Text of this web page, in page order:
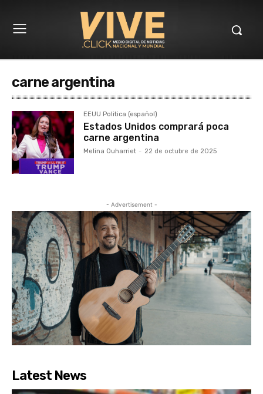
carne argentina
EEUU Politica (español)
Estados Unidos comprará poca
carne argentina
Melina Ouharriet - 22 de octubre de 2025
- Advertisement -
Latest News